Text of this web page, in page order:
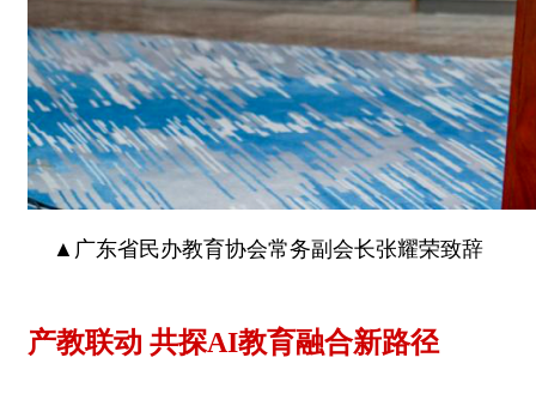
▲广东省民办教育协会常务副会长张耀荣致辞
产教联动 共探AI教育融合新路径